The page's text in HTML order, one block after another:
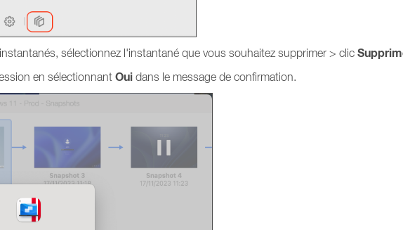
sélectionnez l'instantané que vous souhaitez supprimer > clic
en sélectionnant Oui dans le message de confirmation.